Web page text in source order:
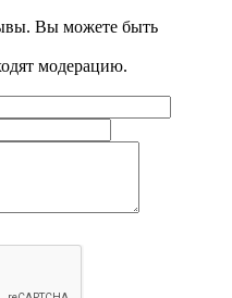
Вы можете быть
модерацию.